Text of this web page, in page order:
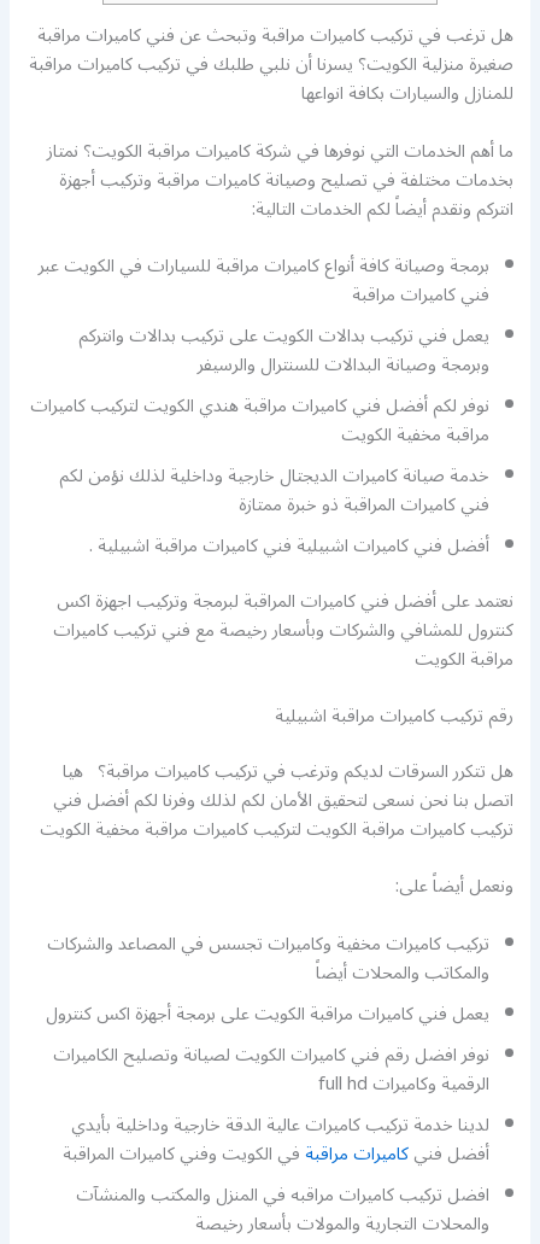
هل ترغب في تركيب كاميرات مراقبة وتبحث عن فني كاميرات مراقبة
صغيرة منزلية الكويت؟ يسرنا أن نلبي طلبك في تركيب كاميرات مراقبة
للمنازل والسيارات بكافة انواعها
ما أهم الخدمات التي نوفرها في شركة كاميرات مراقبة الكويت؟ نمتاز
بخدمات مختلفة في تصليح وصيانة كاميرات مراقبة وتركيب أجهزة
انتركم ونقدم أيضاً لكم الخدمات التالية:
برمجة وصيانة كافة أنواع كاميرات مراقبة للسيارات في الكويت عبر
فني كاميرات مراقبة
يعمل فني تركيب بدالات الكويت على تركيب بدالات وانتركم
وبرمجة وصيانة البدالات للسنترال والرسيفر
نوفر لكم أفضل فني كاميرات مراقبة هندي الكويت لتركيب كاميرات
مراقبة مخفية الكويت
خدمة صيانة كاميرات الديجتال خارجية وداخلية لذلك نؤمن لكم
فني كاميرات المراقبة ذو خبرة ممتازة
أفضل فني كاميرات اشبيلية فني كاميرات مراقبة اشبيلية .
نعتمد على أفضل فني كاميرات المراقبة لبرمجة وتركيب اجهزة اكس
كنترول للمشافي والشركات وبأسعار رخيصة مع فني تركيب كاميرات
مراقبة الكويت
رقم تركيب كاميرات مراقبة اشبيلية
هل تتكرر السرقات لديكم وترغب في تركيب كاميرات مراقبة؟ هيا
اتصل بنا نحن نسعى لتحقيق الأمان لكم لذلك وفرنا لكم أفضل فني
تركيب كاميرات مراقبة الكويت لتركيب كاميرات مراقبة مخفية الكويت
ونعمل أيضاً على:
تركيب كاميرات مخفية وكاميرات تجسس في المصاعد والشركات
والمكاتب والمحلات أيضاً
يعمل فني كاميرات مراقبة الكويت على برمجة أجهزة اكس كنترول
نوفر افضل رقم فني كاميرات الكويت لصيانة وتصليح الكاميرات
الرقمية وكاميرات full hd
لدينا خدمة تركيب كاميرات عالية الدقة خارجية وداخلية بأيدي
أفضل فنيكاميرات مراقبةفي الكويت وفني كاميرات المراقبة
افضل تركيب كاميرات مراقبه في المنزل والمكتب والمنشآت
والمحلات التجارية والمولات بأسعار رخيصة